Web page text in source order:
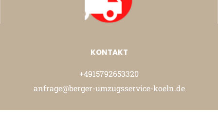
KONTAKT
+4915792653320
anfrage@berger-umzugsservice-koeln.de